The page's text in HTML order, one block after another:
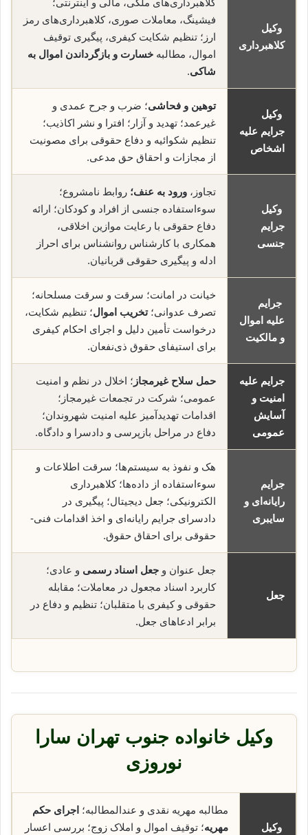
وکیل
کلاهبرداری
کلاهبرداری‌های ملکی، مالی و اینترنتی؛
فیشینگ، معاملات صوری، کلاهبرداری‌های رمز
ارز؛ تنظیم شکایت کیفری، پیگیری توقیف
اموال، مطالبه خسارت و بازگرداندن اموال به
شاکی.
وکیل
جرایم علیه
اشخاص
توهین و فحاشی؛ ضرب و جرح عمدی و
غیرعمد؛ تهدید و آزار؛ افترا و نشر اکاذیب؛
تنظیم شکوائیه و دفاع حقوقی برای مصونیت
از مجازات و احقاق حق مدعی.
وکیل
جرایم
جنسی
تجاوز، ورود به عنف؛ روابط نامشروع؛
سوءاستفاده جنسی از افراد و کودکان؛ ارائه
دفاع حقوقی با رعایت موازین اخلاقی،
همکاری با کارشناس روانشناس برای احراز
ادله و پیگیری حقوقی قربانیان.
جرایم
علیه اموال
و مالکیت
خیانت در امانت؛ سرقت و سرقت مسلحانه؛
تصرف عدوانی؛تخریب اموال؛ تنظیم شکایت،
درخواست تأمین دلیل و اجرای احکام کیفری
برای استیفای حقوق ذی‌نفعان.
جرایم علیه
امنیت و
آسایش
عمومی
حمل سلاح غیرمجاز ؛ اخلال در نظم و امنیت
عمومی؛ شرکت در تجمعات غیرمجاز؛
اقدامات تهدیدآمیز علیه امنیت شهروندان؛
دفاع در مراحل بازپرسی و دادسرا و دادگاه.
جرایم
رایانه‌ای و
سایبری
هک و نفوذ به سیستم‌ها؛ سرقت اطلاعات و
سوء‌استفاده از داده‌ها؛ کلاهبرداری
الکترونیکی؛ جعل دیجیتال؛ پیگیری در
دادسرای جرایم رایانه‌ای و اخذ اقدامات فنی-
حقوقی برای احقاق حقوق.
جعل
جعل عنوان و جعل اسناد رسمی و عادی؛
کاربرد اسناد مجعول در معاملات؛ مقابله
حقوقی و کیفری با متقلبان؛ تنظیم و دفاع در
برابر ادعاهای جعل.
وکیل خانواده جنوب تهران سارا
نوروزی
وکیل
مطالبه مهریه نقدی و عندالمطالبه؛ اجرای حکم
مهریه؛ توقیف اموال و املاک زوج؛ بررسی اعسار